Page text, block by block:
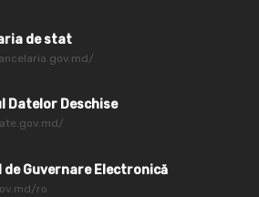
de stat
Datelor Deschise
de Guvernare Electronică
ro